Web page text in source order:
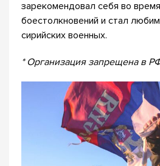
зарекомендовал себя во
боестолкновений и стал
сирийских военных.
* Организация запрещена в